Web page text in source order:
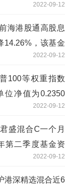
产怎么配置？
2022-09-12
海港股通高股息
14.26%，该基金
2022-09-12
100等权重指数
位净值为0.2350
度表现如何？（9
2022-09-12
盛混合C一个月
第二季度基金资
2022-09-12
港深精选混合近6